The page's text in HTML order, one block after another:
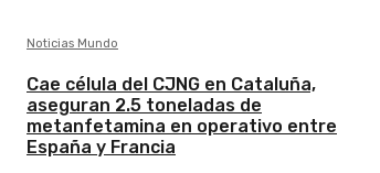
Noticias Mundo
Cae célula del CJNG en Cataluña,
aseguran 2.5 toneladas de
metanfetamina en operativo entre
España y Francia